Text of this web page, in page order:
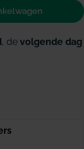
ragers M |
Lactona
, de volgende dag